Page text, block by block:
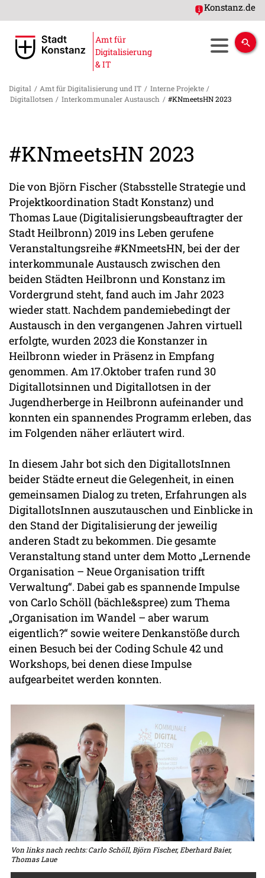
Konstanz.de
Amt für
Digitalisierung
& IT
Digital / Amt für Digitalisierung und IT / Interne Projekte /
Digitallotsen / Interkommunaler Austausch / #KNmeetsHN 2023
#KNmeetsHN 2023
Die von Björn Fischer (Stabsstelle Strategie und
Projektkoordination Stadt Konstanz) und
Thomas Laue (Digitalisierungsbeauftragter der
Stadt Heilbronn) 2019 ins Leben gerufene
Veranstaltungsreihe #KNmeetsHN, bei der der
interkommunale Austausch zwischen den
beiden Städten Heilbronn und Konstanz im
Vordergrund steht, fand auch im Jahr 2023
wieder statt. Nachdem pandemiebedingt der
Austausch in den vergangenen Jahren virtuell
erfolgte, wurden 2023 die Konstanzer in
Heilbronn wieder in Präsenz in Empfang
genommen. Am 17.Oktober trafen rund 30
Digitallotsinnen und Digitallotsen in der
Jugendherberge in Heilbronn aufeinander und
konnten ein spannendes Programm erleben, das
im Folgenden näher erläutert wird.
In diesem Jahr bot sich den DigitallotsInnen
beider Städte erneut die Gelegenheit, in einen
gemeinsamen Dialog zu treten, Erfahrungen als
DigitallotsInnen auszutauschen und Einblicke in
den Stand der Digitalisierung der jeweilig
anderen Stadt zu bekommen. Die gesamte
Veranstaltung stand unter dem Motto „Lernende
Organisation – Neue Organisation trifft
Verwaltung“. Dabei gab es spannende Impulse
von Carlo Schöll (bächle&spree) zum Thema
„Organisation im Wandel – aber warum
eigentlich?“ sowie weitere Denkanstöße durch
einen Besuch bei der Coding Schule 42 und
Workshops, bei denen diese Impulse
aufgearbeitet werden konnten.
Von links nach rechts: Carlo Schöll, Björn Fischer, Eberhard Baier,
Thomas Laue